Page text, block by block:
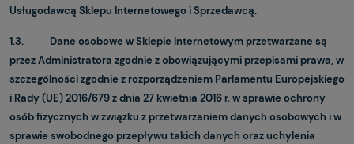
Usługodawcą Sklepu Internetowego i Sprzedawcą.
1.3. Dane osobowe w Sklepie Internetowym przetwarzane są
przez Administratora zgodnie z obowiązującymi przepisami prawa, w
szczególności zgodnie z rozporządzeniem Parlamentu Europejskiego
i Rady (UE) 2016/679 z dnia 27 kwietnia 2016 r. w sprawie ochrony
osób fizycznych w związku z przetwarzaniem danych osobowych i w
sprawie swobodnego przepływu takich danych oraz uchylenia